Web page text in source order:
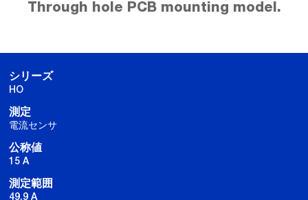
Through hole PCB mounting model.
シリーズ
HO
測定
電流センサ
公称値
15 A
測定範囲
49.9 A